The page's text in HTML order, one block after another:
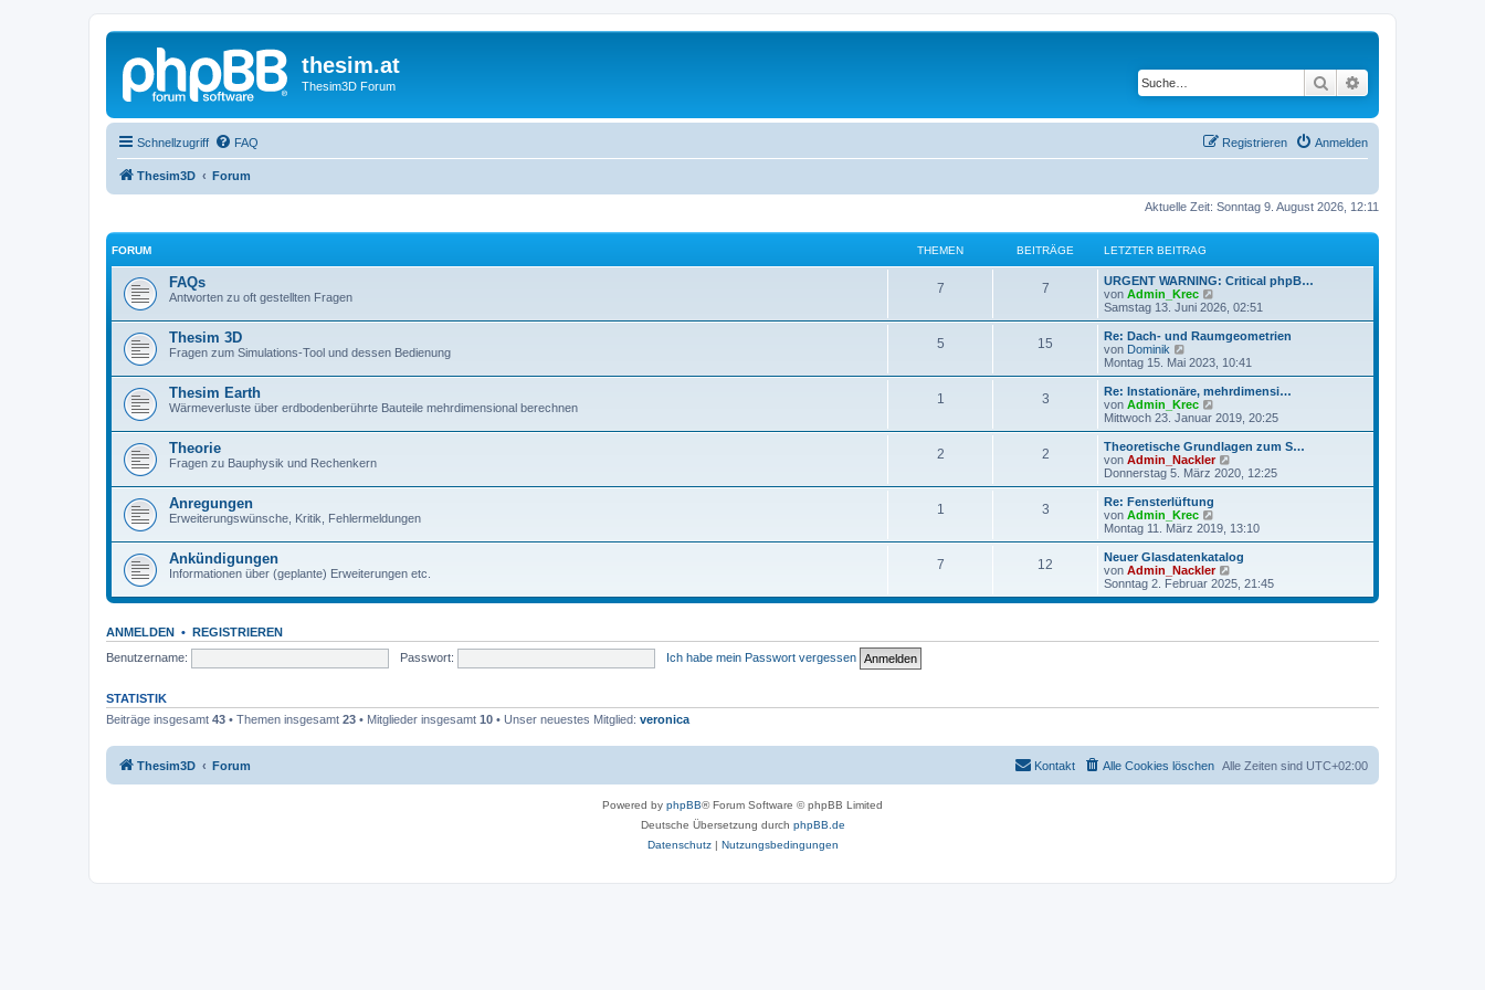
thesim.at
Thesim3D Forum Suche
Schnellzugriff FAQ Anmelden
Registrieren
Thesim3D Forum
Aktuelle Zeit: Sonntag 9. August 2026, 12:11
FORUM THEMEN BEITRÄGE LETZTER BEITRAG
FAQs
Antworten zu oft gestellten Fragen
7 7
URGENT WARNING: Critical phpB…
von Admin_Krec
e
u
e
t
e
B
e
i
r
a
g
Samstag 13. Juni 2026, 02:51
Thesim 3D
Fragen zum Simulations-Tool und dessen Bedienung
5 15
Re: Dach- und Raumgeometrien
von Dominik
e
u
e
s
t
r
B
e
i
r
a
g
Montag 15. Mai 2023, 10:41
Thesim Earth
Wärmeverluste über erdbodenberührte Bauteile mehrdimensional berechnen
1 3
Re: Instationäre, mehrdimensi…
von Admin_Krec
e
u
e
s
t
e
i
r
a
g
Mittwoch 23. Januar 2019, 20:25
Theorie
Fragen zu Bauphysik und Rechenkern
2 2
Theoretische Grundlagen zum S…
von Admin_Nackler
e
u
t
B
e
i
t
g
Donnerstag 5. März 2020, 12:25
Anregungen
Erweiterungswünsche, Kritik, Fehlermeldungen
1 3
Re: Fensterlüftung
von Admin_Krec
e
u
e
s
t
r
i
Montag 11. März 2019, 13:10
Ankündigungen
Informationen über (geplante) Erweiterungen etc.
7 12
Neuer Glasdatenkatalog
von Admin_Nackler
e
u
Sonntag 2. Februar 2025, 21:45
ANMELDEN • REGISTRIEREN
Benutzername:
Passwort: Ich habe mein Passwort vergessen
STATISTIK
Beiträge insgesamt 43 • Themen insgesamt 23 • Mitglieder insgesamt 10 • Unser neuestes Mitglied: veronica
Thesim3D Forum Alle Zeiten sind UTC+02:00
Alle Cookies löschen
Kontakt
Powered by phpBB® Forum Software © phpBB Limited
Deutsche Übersetzung durch phpBB.de
Datenschutz| Nutzungsbedingungen